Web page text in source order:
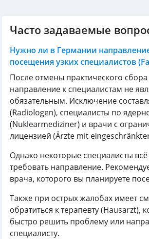
Часто задаваемые
Нужно ли в Германии
посещения узких специалистов
После отмены практического
направление к специалистам не
обязательным. Исключение
(Radiologen), специалисты по
(Nuklearmediziner) и врачи с
лицензией (Ärzte mit
Однако некоторые специалисты
требовать направление.
врача, которого вы планируете
Также при острых жалобах имеет
обратиться к терапевту (Hausarzt),
быстро решить проблему или
специалисту.